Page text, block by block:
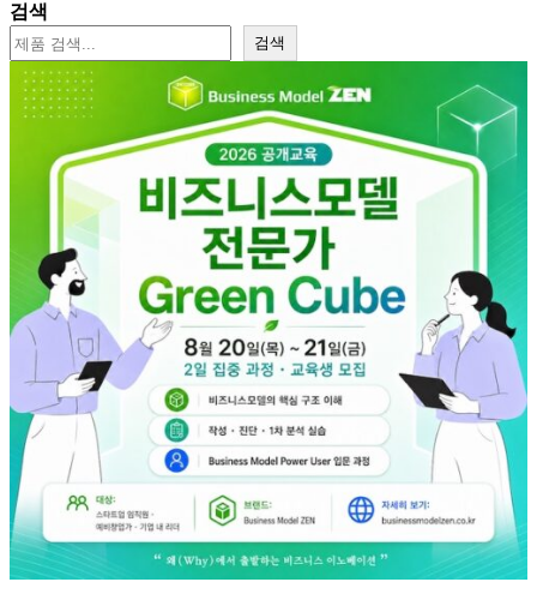
검색
검색